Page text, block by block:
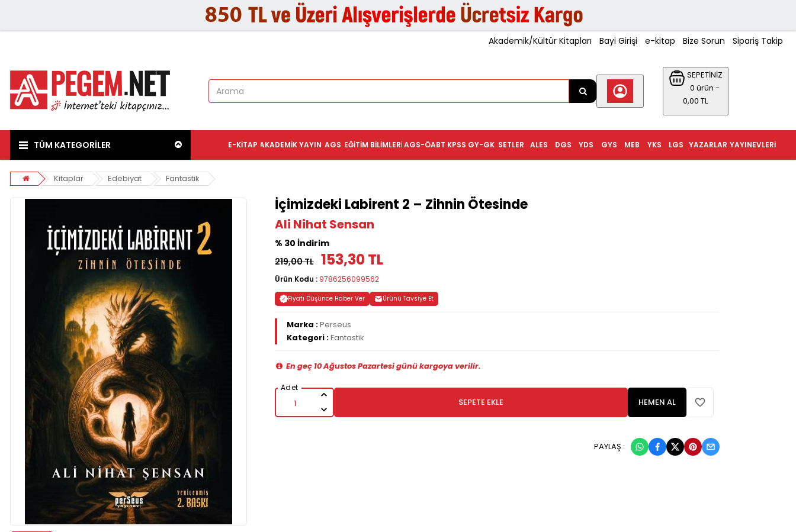
Akademik/Kültür Kitapları Bayi Girişi e-kitap Bize Sorun Sipariş Takip
SEPETİNİZ
0 ürün -
0,00 TL
TÜM KATEGORİLER YAYINEVLERI
YAZARLAR
LGS
YKS
MEB
GYS
YDS
DGS
ALES
SETLER
KPSS GY-GK
AGS-ÖABT
EĞITIM BILIMLERI
AGS
AKADEMIK YAYIN
E-KITAP
Kitaplar Edebiyat Fantastik
İçimizdeki Labirent 2 – Zihnin Ötesinde
Ali Nihat Sensan
% 30 İndirim
219,00 TL
153,30 TL
Ürün Kodu : 9786256099562
Fiyatı Düşünce Haber Ver Ürünü Tavsiye Et
Marka :Perseus
Kategori :Fantastik
En geç 10 Ağustos Pazartesi günü kargoya verilir.
SEPETE EKLE HEMEN AL
PAYLAŞ :